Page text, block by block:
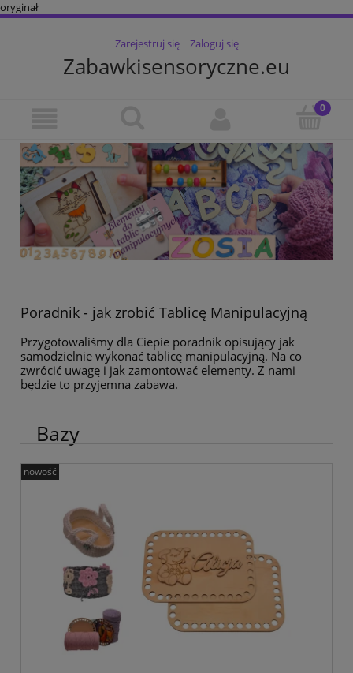
oryginał
Zarejestruj się Zaloguj się
Zabawkisensoryczne.eu
Poradnik - jak zrobić Tablicę Manipulacyjną
Przygotowaliśmy dla Ciepie poradnik opisujący jak
samodzielnie wykonać tablicę manipulacyjną. Na co
zwrócić uwagę i jak zamontować elementy. Z nami
będzie to przyjemna zabawa.
Bazy
nowość